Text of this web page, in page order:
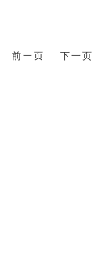
前一页 下一页